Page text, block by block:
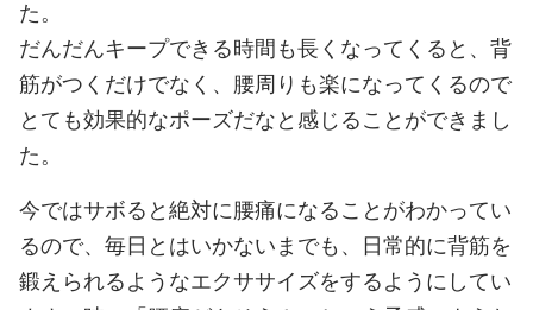
た。
だんだんキープできる時間も長くなってくると、背
筋がつくだけでなく、腰周りも楽になってくるので
とても効果的なポーズだなと感じることができまし
た。
今ではサボると絶対に腰痛になることがわかってい
るので、毎日とはいかないまでも、日常的に背筋を
鍛えられるようなエクササイズをするようにしてい